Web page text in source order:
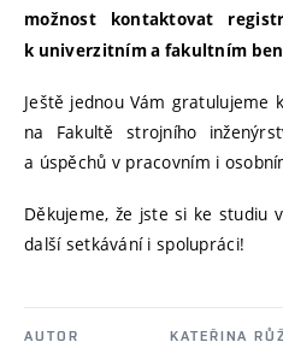
možnost kontaktovat
k univerzitním a fakultním
Ještě jednou Vám gratulujeme
na Fakultě strojního
a úspěchů v pracovním i
Děkujeme, že jste si ke studiu
další setkávání i spolupráci!
AUTOR
KATEŘINA